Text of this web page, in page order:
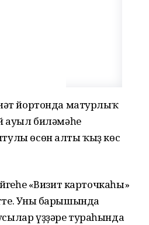
йортонда матурлыҡ
ауыл биләмәһе
өсөн алты ҡыҙ көс
«Визит карточкаһы»
Уның барышында
үҙҙәре тураһында